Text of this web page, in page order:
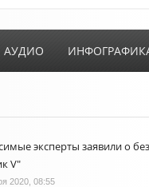
АУДИО
эксперты заявили о
V"
2020, 08:55